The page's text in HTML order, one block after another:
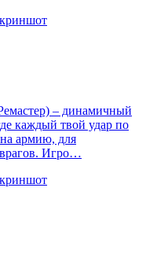
– динамичный
каждый твой удар по
на армию, для
врагов. Игро…